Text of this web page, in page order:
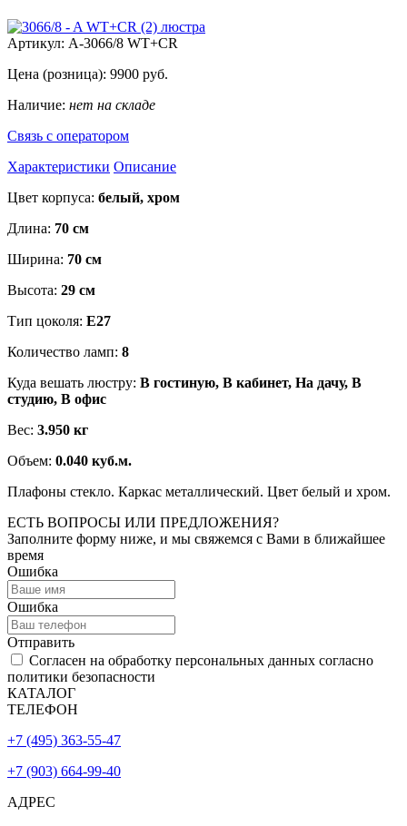
Артикул: A-3066/8 WT+CR
Цена (розница): 9900 руб.
Наличие: нет на складе
Связь с оператором
Характеристики Описание
Цвет корпуса: белый, хром
Длина: 70 см
Ширина: 70 см
Высота: 29 см
Тип цоколя: E27
Количество ламп: 8
Куда вешать люстру: В гостиную, В кабинет, На дачу, В
студию, В офис
Вес: 3.950 кг
Объем: 0.040 куб.м.
Плафоны стекло. Каркас металлический. Цвет белый и хром.
ЕСТЬ ВОПРОСЫ ИЛИ ПРЕДЛОЖЕНИЯ?
Заполните форму ниже, и мы свяжемся с Вами в ближайшее
время
Ошибка
Ошибка
Отправить
Согласен на обработку персональных данных согласно
политики безопасности
КАТАЛОГ
ТЕЛЕФОН
+7 (495) 363-55-47
+7 (903) 664-99-40
АДРЕС